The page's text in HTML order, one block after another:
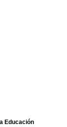
Educación